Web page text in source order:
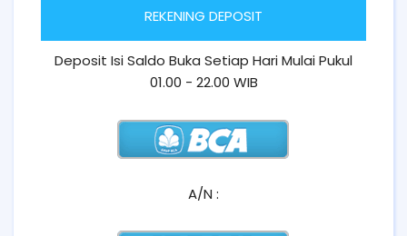
REKENING DEPOSIT
Deposit Isi Saldo Buka Setiap Hari Mulai Pukul
01.00 - 22.00 WIB
A/N :